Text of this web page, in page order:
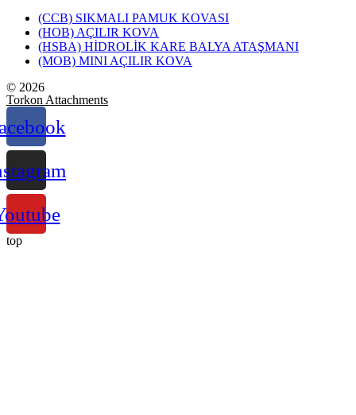
(CCB) SIKMALI PAMUK KOVASI
(HOB) AÇILIR KOVA
(HSBA) HİDROLİK KARE BALYA ATAŞMANI
(MOB) MINI AÇILIR KOVA
© 2026
Torkon Attachments
top